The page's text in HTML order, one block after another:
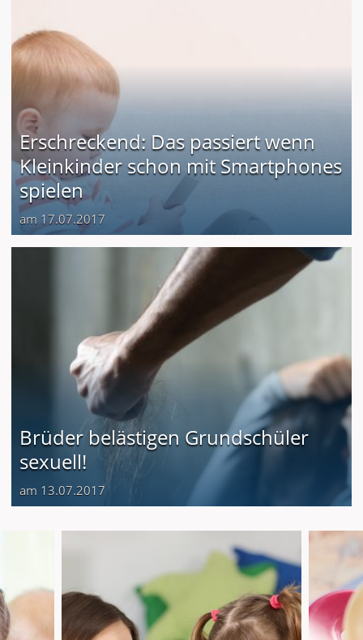
Erschreckend: Das passiert wenn
Kleinkinder schon mit Smartphones
spielen
am 17.07.2017
Brüder belästigen Grundschüler
sexuell!
am 13.07.2017